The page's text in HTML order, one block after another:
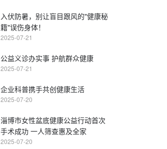
入伏防暑，别让盲目跟风的"健康秘
籍"误伤身体！
2025-07-21
公益义诊办实事 护航群众健康
2025-07-21
企业科普携手共创健康生活
2025-07-20
淄博市女性盆底健康公益行动首次
手术成功 一人筛查惠及全家
2025-07-20